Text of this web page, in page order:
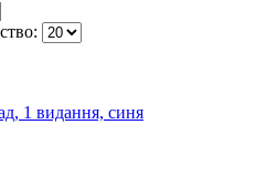
1 видання, синя